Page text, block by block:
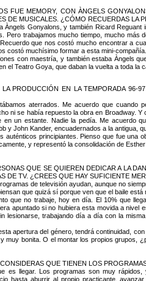
FUE MEMORY, CON ÀNGELS
DE MUSICALES. ¿CÓMO RECUERDAS
Àngels Gonyalons, y también Ricard
trabajamos mucho tiempo, mucho
que nos costó mucho encontrar a
costó muchísimo formar a esta mini-compañía.
con maestría, y también estaba Àngels
el Teatro Goya, que daban la vuelta a toda
PRODUCCIÓN EN LA TEMPORADA
aterrados. Me acuerdo que
ni se había repuesto la obra en Broadway.
en un estante. Nadie la pedía. Me
y John Kander, encuadernados a la
auténticos principiantes. Pienso que fue
y representó la consolidación de
QUE SE QUIEREN DEDICAR A LA
DE TV. ¿CREES QUE HAY SUFICIENTE
de televisión ayudan, aunque no
que quizá sí porque ven que el baile
que no trabaje, hoy en día. El 10% que
apuntado si no hubiera esta movida a
lesionarse, trabajando día a día con la
apertura del género, tendrá continuidad,
muy bonita. O el montar los propios
QUE TIENEN LOS
es llegar. Los programas son muy
hasta aburrir al propio practicante,